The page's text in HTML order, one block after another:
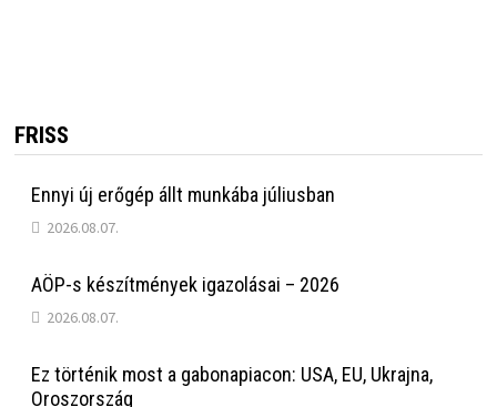
FRISS
Ennyi új erőgép állt munkába júliusban
2026.08.07.
AÖP-s készítmények igazolásai – 2026
2026.08.07.
Ez történik most a gabonapiacon: USA, EU, Ukrajna,
Oroszország